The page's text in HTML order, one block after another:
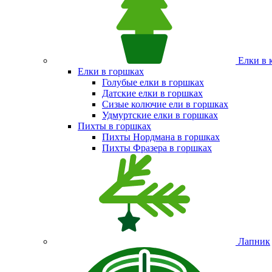
Елки в
Елки в горшках
Голубые елки в горшках
Датские елки в горшках
Сизые колючие ели в горшках
Удмуртские елки в горшках
Пихты в горшках
Пихты Нордмана в горшках
Пихты Фразера в горшках
Лапник